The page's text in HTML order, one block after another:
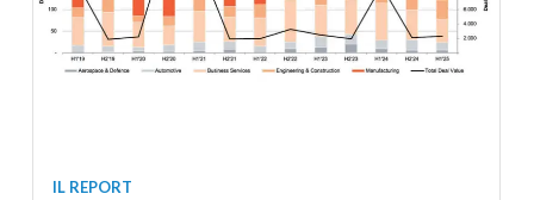
IL REPORT